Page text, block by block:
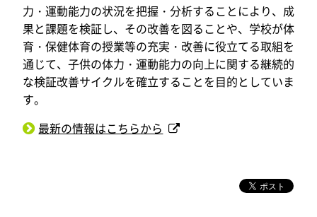
力・運動能力の状況を把握・分析することにより、成
果と課題を検証し、その改善を図ることや、学校が体
育・保健体育の授業等の充実・改善に役立てる取組を
通じて、子供の体力・運動能力の向上に関する継続的
な検証改善サイクルを確立することを目的としていま
す。
最新の情報はこちらから